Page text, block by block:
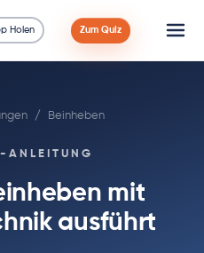
Holen Zum Quiz
/ Beinheben
ANLEITUNG
mit
ausführt